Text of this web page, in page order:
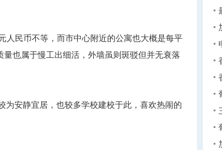
民币不等，而市中心附近的公寓也大概是每平
也属于慢工出细活，外墙虽则斑驳但并无衰落
安静宜居，也较多学校建校于此，喜欢热闹的